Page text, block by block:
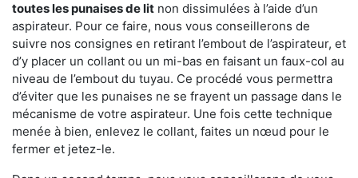
toutes les punaises de lit non dissimulées à l’aide d’un
aspirateur. Pour ce faire, nous vous conseillerons de
suivre nos consignes en retirant l’embout de l’aspirateur, et
d’y placer un collant ou un mi-bas en faisant un faux-col au
niveau de l’embout du tuyau. Ce procédé vous permettra
d’éviter que les punaises ne se frayent un passage dans le
mécanisme de votre aspirateur. Une fois cette technique
menée à bien, enlevez le collant, faites un nœud pour le
fermer et jetez-le.